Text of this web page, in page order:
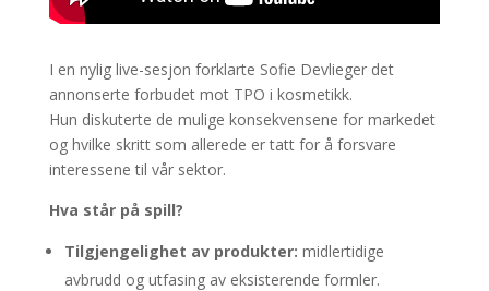
I en nylig live-sesjon forklarte Sofie Devlieger det
annonserte forbudet mot TPO i kosmetikk.
Hun diskuterte de mulige konsekvensene for markedet
og hvilke skritt som allerede er tatt for å forsvare
interessene til vår sektor.
Hva står på spill?
Tilgjengelighet av produkter: midlertidige
avbrudd og utfasing av eksisterende formler.